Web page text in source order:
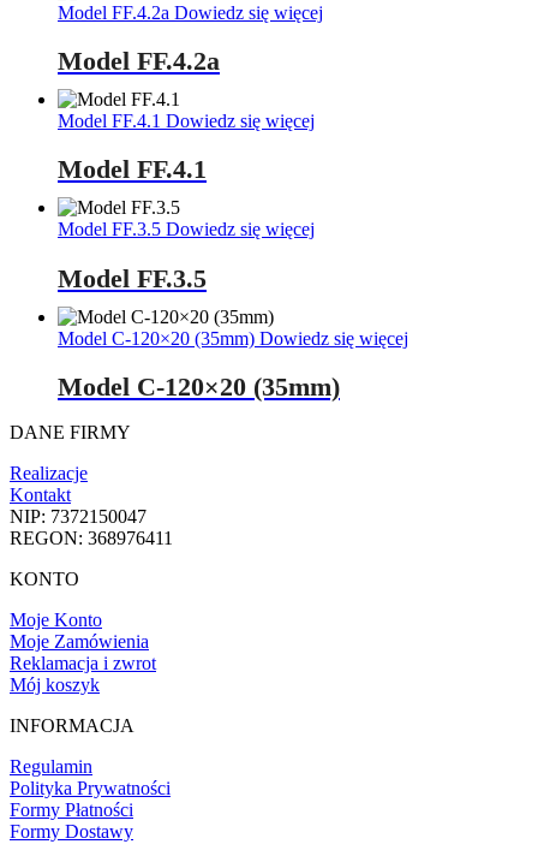
Model FF.4.2a Dowiedz się więcej
Model FF.4.2a
Model FF.4.1 Dowiedz się więcej
Model FF.4.1
Model FF.3.5 Dowiedz się więcej
Model FF.3.5
Model C-120×20 (35mm) Dowiedz się więcej
Model C-120×20 (35mm)
DANE FIRMY
Realizacje
Kontakt
NIP: 7372150047
REGON: 368976411
KONTO
Moje Konto
Moje Zamówienia
Reklamacja i zwrot
Mój koszyk
INFORMACJA
Regulamin
Polityka Prywatności
Formy Płatności
Formy Dostawy